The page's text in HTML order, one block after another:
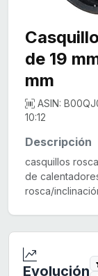
de 19
mm
ASIN:
10:12
Descripción
casquillos
de
rosca/
Evolución